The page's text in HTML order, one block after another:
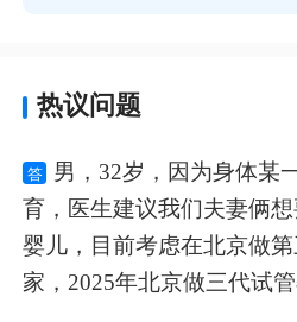
热议问题
答
男，32岁，因为身体某
育，医生建议我们夫妻俩
婴儿，目前考虑在北京做
家，2025年北京做三代试